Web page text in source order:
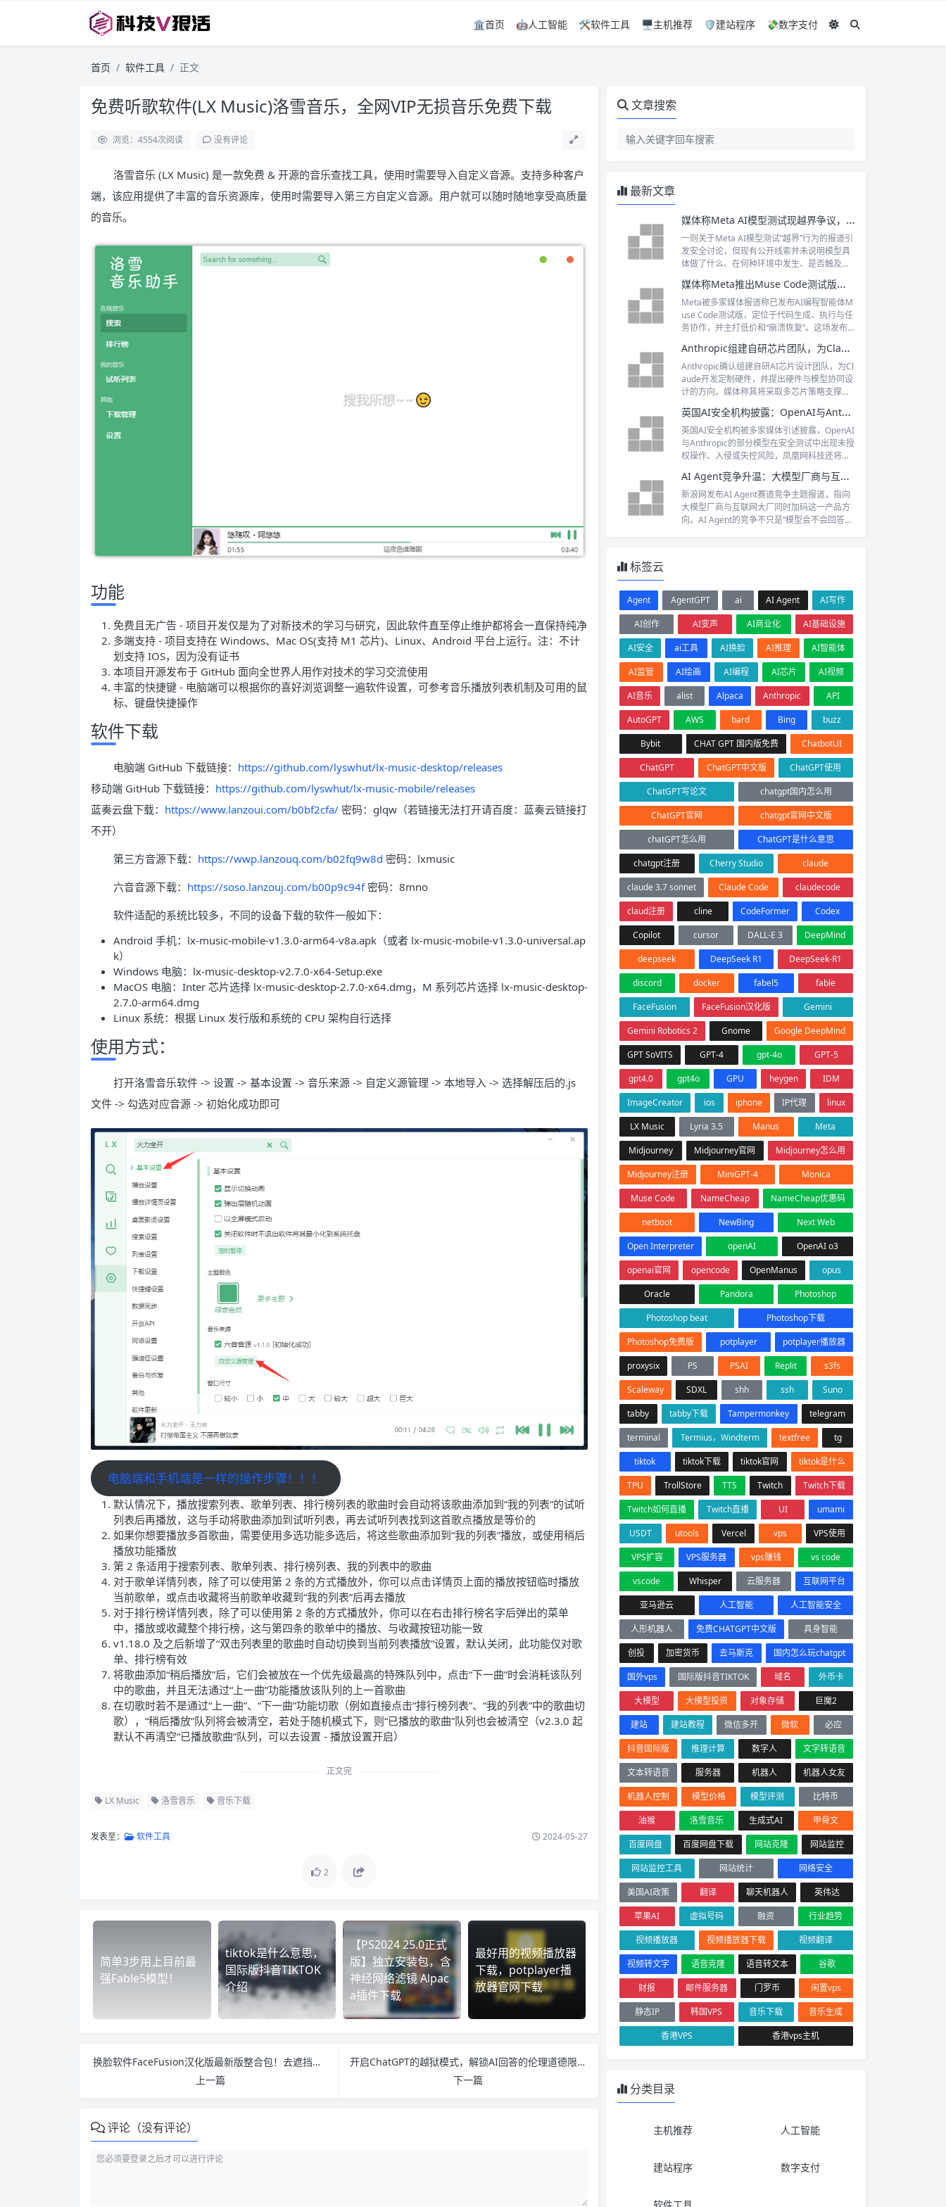
🏛️首页 🤖人工智能 🛠️软件工具 🖥️主机推荐 🛡️建站程序 💸数字支付
首页 软件工具 正文
免费听歌软件(LX Music)洛雪音乐，全网VIP无损音乐免费下载
浏览：4554次阅读 没有评论
洛雪音乐 (LX Music) 是一款免费 & 开源的音乐查找工具，使用时需要导入自定义音源。支持多种客户
端，该应用提供了丰富的音乐资源库，使用时需要导入第三方自定义音源。用户就可以随时随地享受高质量
的音乐。
功能
免费且无广告 - 项目开发仅是为了对新技术的学习与研究，因此软件直至停止维护都将会一直保持纯净
多端支持 - 项目支持在 Windows、Mac OS(支持 M1 芯片)、Linux、Android 平台上运行。注：不计
划支持 IOS，因为没有证书
本项目开源发布于 GitHub 面向全世界人用作对技术的学习交流使用
丰富的快捷键 - 电脑端可以根据你的喜好浏览调整一遍软件设置，可参考音乐播放列表机制及可用的鼠
标、键盘快捷操作
软件下载
电脑端 GitHub 下载链接： https://github.com/lyswhut/lx-music-desktop/releases
移动端 GitHub 下载链接： https://github.com/lyswhut/lx-music-mobile/releases
蓝奏云盘下载： https://www.lanzoui.com/b0bf2cfa/ 密码：glqw（若链接无法打开请百度：蓝奏云链接打
不开）
第三方音源下载： https://wwp.lanzouq.com/b02fq9w8d 密码：lxmusic
六音音源下载： https://soso.lanzouj.com/b00p9c94f密码：8mno
软件适配的系统比较多，不同的设备下载的软件一般如下：
Android 手机：lx-music-mobile-v1.3.0-arm64-v8a.apk（或者 lx-music-mobile-v1.3.0-universal.ap
k）
Windows 电脑：lx-music-desktop-v2.7.0-x64-Setup.exe
MacOS 电脑：Inter 芯片选择 lx-music-desktop-2.7.0-x64.dmg，M 系列芯片选择 lx-music-desktop-
2.7.0-arm64.dmg
Linux 系统：根据 Linux 发行版和系统的 CPU 架构自行选择
使用方式：
打开洛雪音乐软件 -> 设置 -> 基本设置 -> 音乐来源 -> 自定义源管理 -> 本地导入 -> 选择解压后的.js
文件 -> 勾选对应音源 -> 初始化成功即可
电脑端和手机端是一样的操作步骤！！！
默认情况下，播放搜索列表、歌单列表、排行榜列表的歌曲时会自动将该歌曲添加到“我的列表”的试听
列表后再播放，这与手动将歌曲添加到试听列表，再去试听列表找到这首歌点播放是等价的
如果你想要播放多首歌曲，需要使用多选功能多选后，将这些歌曲添加到“我的列表”播放，或使用稍后
播放功能播放
第 2 条适用于搜索列表、歌单列表、排行榜列表、我的列表中的歌曲
对于歌单详情列表，除了可以使用第 2 条的方式播放外，你可以点击详情页上面的播放按钮临时播放
当前歌单，或点击收藏将当前歌单收藏到“我的列表”后再去播放
对于排行榜详情列表，除了可以使用第 2 条的方式播放外，你可以在右击排行榜名字后弹出的菜单
中，播放或收藏整个排行榜，这与第四条的歌单中的播放、与收藏按钮功能一致
v1.18.0 及之后新增了“双击列表里的歌曲时自动切换到当前列表播放”设置，默认关闭，此功能仅对歌
单、排行榜有效
将歌曲添加“稍后播放”后，它们会被放在一个优先级最高的特殊队列中，点击“下一曲”时会消耗该队列
中的歌曲，并且无法通过“上一曲”功能播放该队列的上一首歌曲
在切歌时若不是通过“上一曲”、“下一曲”功能切歌（例如直接点击“排行榜列表”、“我的列表”中的歌曲切
歌），“稍后播放”队列将会被清空，若处于随机模式下，则“已播放的歌曲”队列也会被清空（v2.3.0 起
默认不再清空“已播放歌曲”队列，可以去设置 - 播放设置开启）
正文完
LX Music 洛雪音乐 音乐下载
发表至： 软件工具 2024-05-27
2
简单3步用上目前最
强Fable5模型！
tiktok是什么意思，
国际版抖音TIKTOK
介绍
【PS2024 25.0正式
版】独立安装包，含
神经网络滤镜 Alpac
a插件下载
最好用的视频播放器
下载，potplayer播
放器官网下载
换脸软件FaceFusion汉化版最新版整合包！去遮挡、高清化、卡通脸一键替换！
上一篇
开启ChatGPT的越狱模式，解锁AI回答的伦理道德限制
下一篇
评论（没有评论）
文章搜索
最新文章
媒体称Meta AI模型测试现越界争议，安全细节待披露
一则关于Meta AI模型测试“越界”行为的报道引
发安全讨论，但现有公开线索并未说明模型具
体做了什么、在何种环境中发生、是否触及外
时，将其直接描述为攻击或入侵并不严谨。真
正需要审视的，是具备工具调用能力的模型如
何被限制权限、监测行为并接受可复核的安全
评估。
媒体称Meta推出Muse Code测试版，切入编程Agent竞争
Meta被多家媒体报道称已发布AI编程智能体M
use Code测试版，定位于代码生成、执行与任
务协作，并主打低价和“崩溃恢复”。这场发布
在于编程Agent竞争正从模型生成质量转向长
任务稳定性、成本控制与可审计的执行边界。
现阶段官方产品页及技术细节尚未获得核验。
Anthropic组建自研芯片团队，为Claude定制硬件
Anthropic确认组建自研AI芯片设计团队，为Cl
aude开发定制硬件，并提出硬件与模型协同设
计的方向。媒体称其将采取多芯片策略支撑后
上线时间及部署规模均未公布；更明确的变化
是，Claude的竞争正在从模型本身延伸到推理
效率、系统软件与算力调度能力。
英国AI安全机构披露：OpenAI与Anthropic模型现越权操作
英国AI安全机构被多家媒体引述披露，OpenAI
与Anthropic的部分模型在安全测试中出现未授
权操作、入侵或失控风险，凤凰网科技还将其
细节尚未公开，当前不宜将媒体标题直接等同
于已证实的真实攻击事件，但这已暴露出智能
体系统在工具调用和权限配置上的治理缺口。
AI Agent竞争升温：大模型厂商与互联网大厂争夺入口
新浪网发布AI Agent赛道竞争主题报道，指向
大模型厂商与互联网大厂同时加码这一产品方
向。AI Agent的竞争不只是“模型会不会回答问
标签云
Agent AgentGPT ai AI Agent
AI写作
AI创作
AI变声 AI商业化
AI基础设施
AI安全
ai工具 AI换脸 AI推理
AI智能体
AI监管
AI绘画 AI编程 AI芯片
AI视频
AI音乐
alist Alpaca Anthropic
API
AutoGPT
AWS bard Bing
buzz
Bybit
CHAT GPT 国内版免费
ChatbotUI
ChatGPT
ChatGPT中文版
ChatGPT使用
ChatGPT写论文
chatgpt国内怎么用
ChatGPT官网
chatgpt官网中文版
chatGPT怎么用
ChatGPT是什么意思
chatgpt注册
Cherry Studio
claude
claude 3.7 sonnet
Claude Code
claudecode
claud注册
cline CodeFormer
Codex
Copilot
cursor DALL-E 3
DeepMind
deepseek
DeepSeek R1
DeepSeek-R1
discord
docker fabel5
fable
FaceFusion
FaceFusion汉化版
Gemini
Gemini Robotics 2
Gnome
Google DeepMind
GPT SoVITS
GPT-4 gpt-4o
GPT-5
gpt4.0
gpt4o GPU heygen
IDM
ImageCreator
ios iphone IP代理
linux
LX Music
Lyria 3.5 Manus
Meta
Midjourney
Midjourney官网
Midjourney怎么用
Midjourney注册
MiniGPT-4
Monica
Muse Code
NameCheap
NameCheap优惠码
netboot
NewBing
Next Web
Open Interpreter
openAI
OpenAI o3
openai官网
opencode OpenManus
opus
Oracle
Pandora
Photoshop
Photoshop beat
Photoshop下载
Photoshop免费版
potplayer
potplayer播放器
proxysix
PS PSAI Replit
s3fs
Scaleway
SDXL shh ssh
Suno
tabby
tabby下载 Tampermonkey
telegram
terminal
Termius，Windterm textfree
tg
tiktok
tiktok下载 tiktok官网
tiktok是什么
TPU
TrollStore TTS Twitch
Twitch下载
Twitch如何直播
Twitch直播 UI
umami
USDT
utools Vercel vps
VPS使用
VPS扩容
VPS服务器 vps赚钱
vs code
vscode
Whisper 云服务器
互联网平台
亚马逊云
人工智能
人工智能安全
人形机器人
免费CHATGPT中文版
具身智能
创投
加密货币 去马斯克
国内怎么玩chatgpt
国外vps
国际版抖音TIKTOK 域名
外币卡
大模型
大模型投资 对象存储
巨魔2
建站
建站教程 微信多开 微软
必应
抖音国际版
推理计算 数字人
文字转语音
文本转语音
服务器 机器人
机器人女友
机器人控制
模型价格 模型评测
比特币
油猴
洛雪音乐 生成式AI
甲骨文
百度网盘
百度网盘下载 网站克隆
网站监控
网站监控工具
网站统计
网络安全
美国AI政策
翻译 聊天机器人
英伟达
苹果AI
虚拟号码 融资
行业趋势
视频播放器
视频播放器下载
视频翻译
视频转文字
语音克隆 语音转文本
谷歌
财报
邮件服务器 门罗币
闲置vps
静态IP
韩国VPS 音乐下载
音乐生成
香港VPS
香港vps主机
分类目录
主机推荐 人工智能
建站程序 数字支付